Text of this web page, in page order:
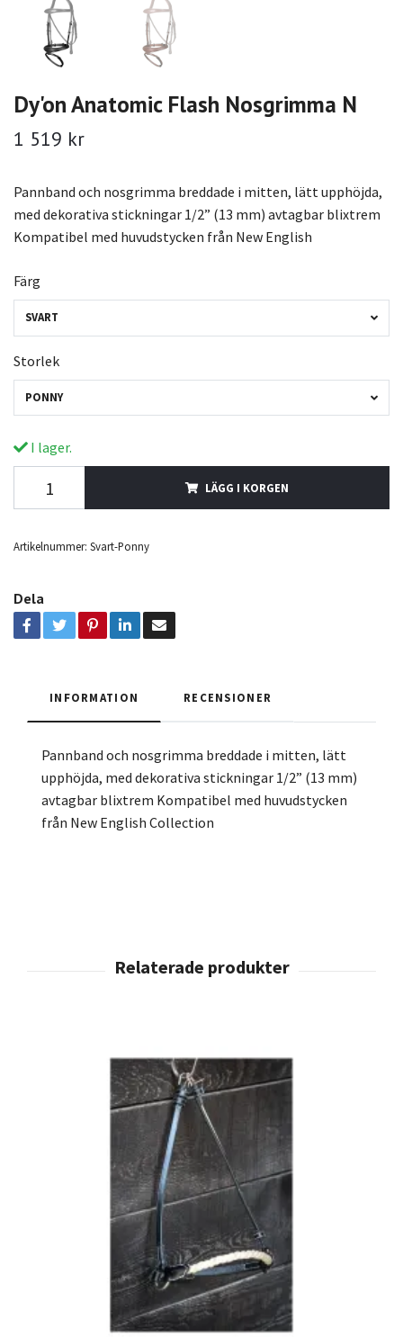
Dy'on Anatomic Flash Nosgrimma N
1 519 kr
Pannband och nosgrimma breddade i mitten, lätt upphöjda,
med dekorativa stickningar 1/2” (13 mm) avtagbar blixtrem
Kompatibel med huvudstycken från New English
Färg
SVART
Storlek
PONNY
I lager.
LÄGG I KORGEN
Artikelnummer: Svart-Ponny
Dela
INFORMATION RECENSIONER
Pannband och nosgrimma breddade i mitten, lätt
upphöjda, med dekorativa stickningar 1/2” (13 mm)
avtagbar blixtrem Kompatibel med huvudstycken
från New English Collection